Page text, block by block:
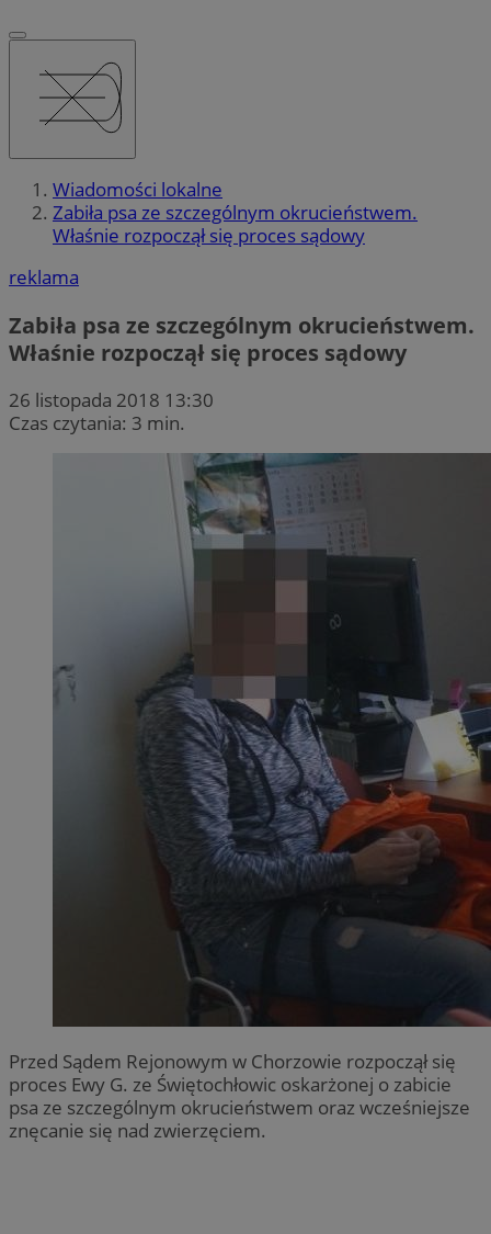
Wiadomości lokalne
Zabiła psa ze szczególnym okrucieństwem.
Właśnie rozpoczął się proces sądowy
reklama
Zabiła psa ze szczególnym okrucieństwem.
Właśnie rozpoczął się proces sądowy
26 listopada 2018 13:30
Czas czytania: 3 min.
Przed Sądem Rejonowym w Chorzowie rozpoczął się
proces Ewy G. ze Świętochłowic oskarżonej o zabicie
psa ze szczególnym okrucieństwem oraz wcześniejsze
znęcanie się nad zwierzęciem.